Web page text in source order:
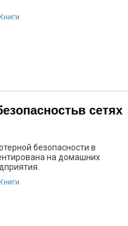
Книги
сетях
безопасности в
на домашних
Книги